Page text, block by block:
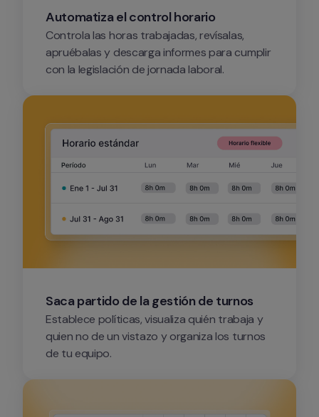
Automatiza el control horario
Controla las horas trabajadas, revísalas,
apruébalas y descarga informes para cumplir
con la legislación de jornada laboral.
Saca partido de la gestión de turnos
Establece políticas, visualiza quién trabaja y
quien no de un vistazo y organiza los turnos
de tu equipo.